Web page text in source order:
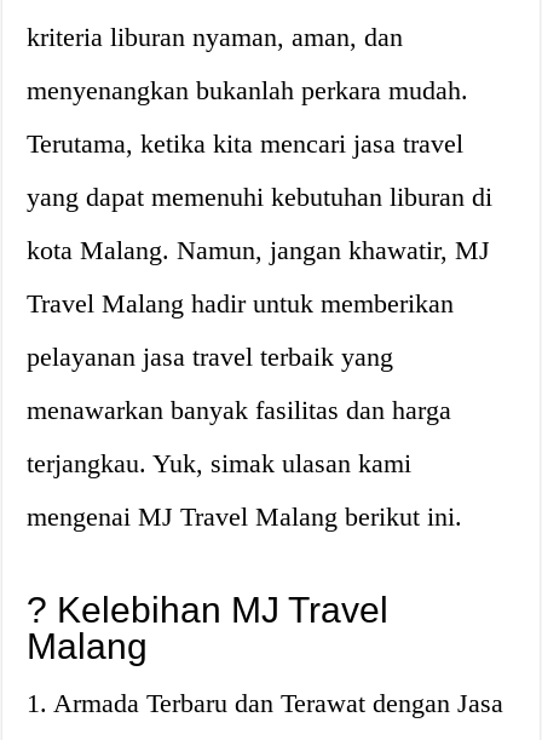
kriteria liburan nyaman, aman, dan
menyenangkan bukanlah perkara mudah.
Terutama, ketika kita mencari jasa travel
yang dapat memenuhi kebutuhan liburan di
kota Malang. Namun, jangan khawatir, MJ
Travel Malang hadir untuk memberikan
pelayanan jasa travel terbaik yang
menawarkan banyak fasilitas dan harga
terjangkau. Yuk, simak ulasan kami
mengenai MJ Travel Malang berikut ini.
? Kelebihan MJ Travel
Malang
1. Armada Terbaru dan Terawat dengan Jasa